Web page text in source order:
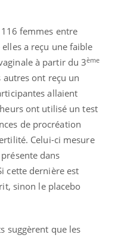
femmes entre
a reçu une faible
à partir du 3ème
autres ont reçu un
allaient
ont utilisé un test
de procréation
Celui-ci mesure
dans
cette dernière est
sinon le placebo
suggèrent que les